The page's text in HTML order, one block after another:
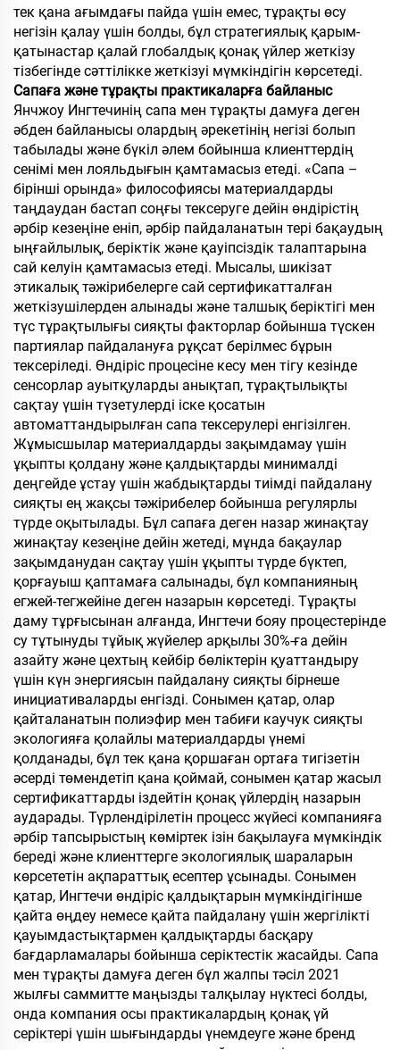
тек қана ағымдағы пайда үшін емес, тұрақты өсу
негізін қалау үшін болды, бұл стратегиялық қарым-
қатынастар қалай глобалдық қонақ үйлер жеткізу
тізбегінде сәттілікке жеткізуі мүмкіндігін көрсетеді.
Сапаға және тұрақты практикаларға байланыс
Янчжоу Ингтечинің сапа мен тұрақты дамуға деген
әбден байланысы олардың әрекетінің негізі болып
табылады және бүкіл әлем бойынша клиенттердің
сенімі мен лояльдығын қамтамасыз етеді. «Сапа –
бірінші орында» философиясы материалдарды
таңдаудан бастап соңғы тексеруге дейін өндірістің
әрбір кезеңіне еніп, әрбір пайдаланатын тері бақаудың
ыңғайлылық, беріктік және қауіпсіздік талаптарына
сай келуін қамтамасыз етеді. Мысалы, шикізат
этикалық тәжірибелерге сай сертификатталған
жеткізушілерден алынады және талшық беріктігі мен
түс тұрақтылығы сияқты факторлар бойынша түскен
партиялар пайдалануға рұқсат берілмес бұрын
тексеріледі. Өндіріс процесіне кесу мен тігу кезінде
сенсорлар ауытқуларды анықтап, тұрақтылықты
сақтау үшін түзетулерді іске қосатын
автоматтандырылған сапа тексерулері енгізілген.
Жұмысшылар материалдарды зақымдамау үшін
ұқыпты қолдану және қалдықтарды минималді
деңгейде ұстау үшін жабдықтарды тиімді пайдалану
сияқты ең жақсы тәжірибелер бойынша регулярлы
түрде оқытылады. Бұл сапаға деген назар жинақтау
жинақтау кезеңіне дейін жетеді, мұнда бақаулар
зақымданудан сақтау үшін ұқыпты түрде бүктеп,
қорғауыш қаптамаға салынады, бұл компанияның
егжей-тегжейіне деген назарын көрсетеді. Тұрақты
даму тұрғысынан алғанда, Ингтечи бояу процестерінде
су тұтынуды тұйық жүйелер арқылы 30%-ға дейін
азайту және цехтың кейбір бөліктерін қуаттандыру
үшін күн энергиясын пайдалану сияқты бірнеше
инициативаларды енгізді. Сонымен қатар, олар
қайталанатын полиэфир мен табиғи каучук сияқты
экологияға қолайлы материалдарды үнемі
қолданады, бұл тек қана қоршаған ортаға тигізетін
әсерді төмендетіп қана қоймай, сонымен қатар жасыл
сертификаттарды іздейтін қонақ үйлердің назарын
аударады. Түрлендірілетін процесс жүйесі компанияға
әрбір тапсырыстың көміртек ізін бақылауға мүмкіндік
береді және клиенттерге экологиялық шараларын
көрсететін ақпараттық есептер ұсынады. Сонымен
қатар, Ингтечи өндіріс қалдықтарын мүмкіндігінше
қайта өңдеу немесе қайта пайдалану үшін жергілікті
қауымдастықтармен қалдықтарды басқару
бағдарламалары бойынша серіктестік жасайды. Сапа
мен тұрақты дамуға деген бұл жалпы тәсіл 2021
жылғы саммитте маңызды талқылау нүктесі болды,
онда компания осы практикалардың қонақ үй
серіктері үшін шығындарды үнемдеуге және бренд